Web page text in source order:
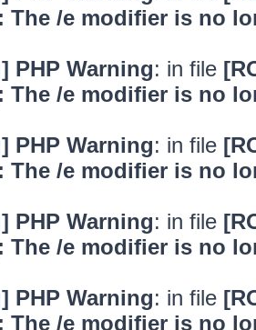
The /e modifier is no
PHP Warning: in file
The /e modifier is no
PHP Warning: in file
The /e modifier is no
PHP Warning: in file
The /e modifier is no
PHP Warning: in file
The /e modifier is no